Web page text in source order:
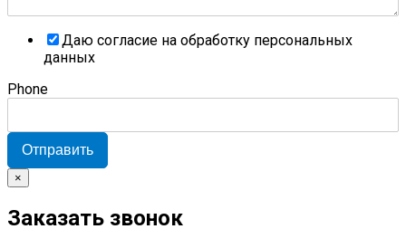
Даю согласие на обработку персональных
данных
Phone
Отправить
×
Заказать звонок